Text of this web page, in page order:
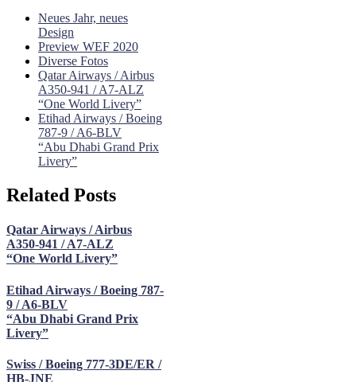
Neues Jahr, neues
Design
Preview WEF 2020
Diverse Fotos
Qatar Airways / Airbus
A350-941 / A7-ALZ
“One World Livery”
Etihad Airways / Boeing
787-9 / A6-BLV
“Abu Dhabi Grand Prix
Livery”
Related Posts
Qatar Airways / Airbus
A350-941 / A7-ALZ
“One World Livery”
Etihad Airways / Boeing 787-
9 / A6-BLV
“Abu Dhabi Grand Prix
Livery”
Swiss / Boeing 777-3DE/ER /
HB-JNE